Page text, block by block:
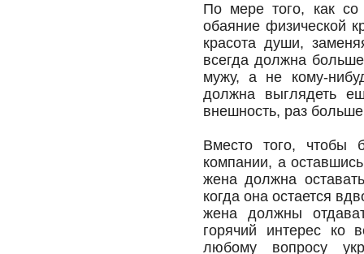
По мере того, как со
обаяние физической
красота души,
всегда должна
мужу, а не кому-
должна выглядеть
внешность, раз
Вместо того, чтобы
компании, а
жена должна
когда она остается
жена должны
горячий интерес
любому вопросу